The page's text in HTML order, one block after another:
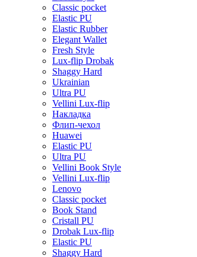
Classic pocket
Elastic PU
Elastic Rubber
Elegant Wallet
Fresh Style
Lux-flip Drobak
Shaggy Hard
Ukrainian
Ultra PU
Vellini Lux-flip
Накладка
Флип-чехол
Huawei
Elastic PU
Ultra PU
Vellini Book Style
Vellini Lux-flip
Lenovo
Classic pocket
Book Stand
Cristall PU
Drobak Lux-flip
Elastic PU
Shaggy Hard